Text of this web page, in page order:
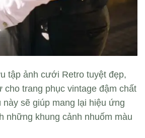
tập ảnh cưới Retro tuyệt đẹp,
cho trang phục vintage đậm chất
sẽ giúp mang lại hiệu ứng
những khung cảnh nhuốm màu